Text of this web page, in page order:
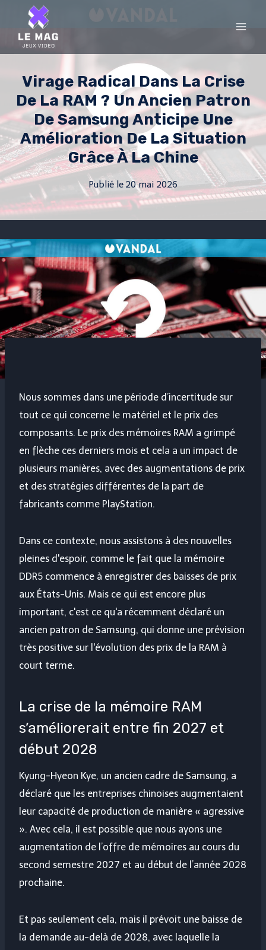
content
Virage Radical Dans La Crise
De La RAM ? Un Ancien Patron
De Samsung Anticipe Une
Amélioration De La Situation
Grâce À La Chine
Publié le 20 mai 2026
Nous sommes dans une période d’incertitude sur
tout ce qui concerne le matériel et le prix des
composants. Le prix des mémoires RAM a grimpé
en flèche ces derniers mois et cela a un impact de
plusieurs manières, avec des augmentations de prix
et des stratégies différentes de la part de
fabricants comme PlayStation.
Dans ce contexte, nous assistons à des nouvelles
pleines d'espoir, comme le fait que la mémoire
DDR5 commence à enregistrer des baisses de prix
aux États-Unis. Mais ce qui est encore plus
important, c'est ce qu'a récemment déclaré un
ancien patron de Samsung, qui donne une prévision
très positive sur l'évolution des prix de la RAM à
court terme.
La crise de la mémoire RAM
s’améliorerait entre fin 2027 et
début 2028
Kyung-Hyeon Kye, un ancien cadre de Samsung, a
déclaré que les entreprises chinoises augmentaient
leur capacité de production de manière « agressive
». Avec cela, il est possible que nous ayons une
augmentation de l’offre de mémoires au cours du
second semestre 2027 et au début de l’année 2028
prochaine.
Et pas seulement cela, mais il prévoit une baisse de
la demande au-delà de 2028, avec laquelle la